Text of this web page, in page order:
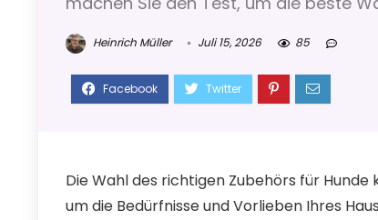
Heinrich Müller Juli 15, 2026 85
Die Wahl des richtigen Zubehörs für
um die Bedürfnisse und Vorlieben Ihres